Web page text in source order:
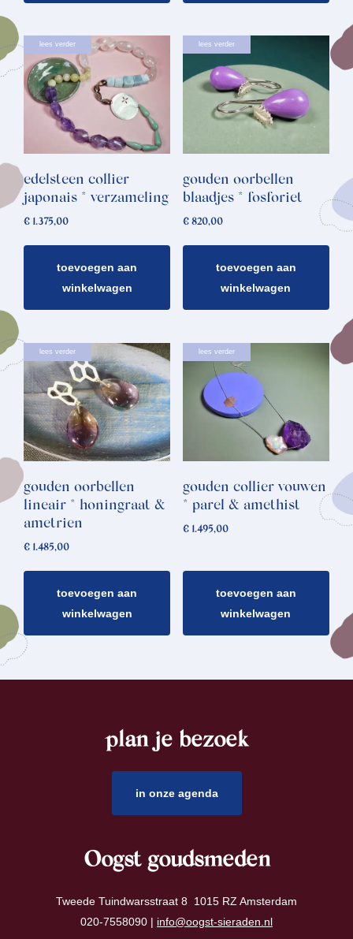
lees verder
edelsteen collier
japonais * verzameling
€ 1.375,00
toevoegen aan
winkelwagen
lees verder
gouden oorbellen
blaadjes * fosforiet
€820,00
toevoegen aan
winkelwagen
lees verder
gouden oorbellen
lineair * honingraat &
ametrien
€ 1.485,00
toevoegen aan
winkelwagen
lees verder
gouden collier vouwen
* parel & amethist
€1.495,00
toevoegen aan
winkelwagen
plan je bezoek
in onze agenda
Oogst goudsmeden
Tweede Tuindwarsstraat 8 1015 RZ Amsterdam
020-7558090 | info@oogst-sieraden.nl